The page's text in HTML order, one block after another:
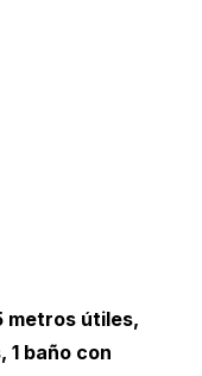
metros útiles,
baño con